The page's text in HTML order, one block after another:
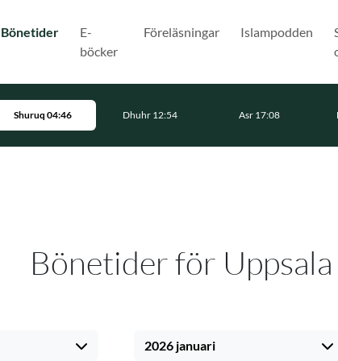
Bönetider(Nuvarande)
E-
böcker
Föreläsningar Islampodden
Shuruq 04:46 Dhuhr 12:54 Asr 17:08
Bönetider för Uppsala
2026 januari